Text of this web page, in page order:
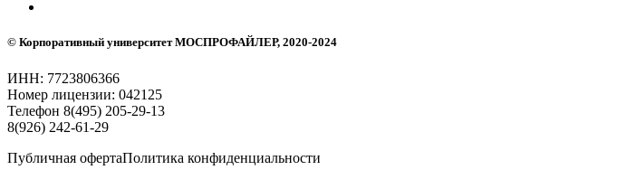
© Корпоративный университетМОСПРОФАЙЛЕР, 2020-2024
ИНН: 7723806366
Номер лицензии: 042125
Телефон 8(495) 205-29-13
8(926) 242-61-29
Публичная офертаПолитика конфиденциальности